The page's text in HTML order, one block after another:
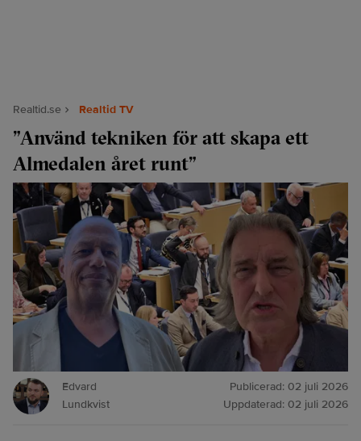
Realtid.se Realtid TV
”Använd tekniken för att skapa ett
Almedalen året runt”
Edvard
Lundkvist
Publicerad: 02 juli 2026
Uppdaterad: 02 juli 2026